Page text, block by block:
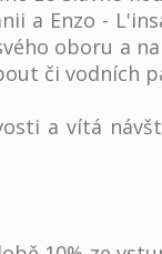
a Enzo -
oboru a
či vodních
a vítá